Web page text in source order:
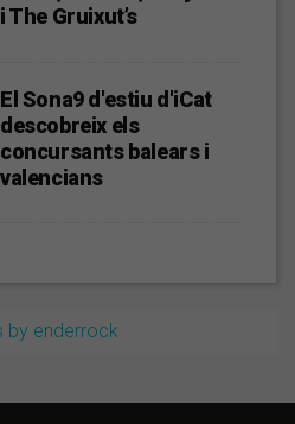
i The Gruixut’s
El Sona9 d'estiu d'iCat
descobreix els
concursants balears i
valencians
by enderrock